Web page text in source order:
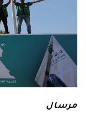
مرسال